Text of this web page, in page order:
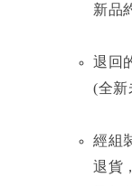
新品
退回
(全新
經組
退貨